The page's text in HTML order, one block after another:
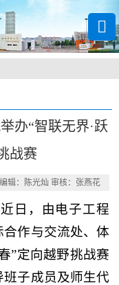
办“智联无界·跃
战赛
辑：陈光灿 审核：张燕花
近日，由电子工程
作与交流处、体
”定向越野挑战赛
子成员及师生代